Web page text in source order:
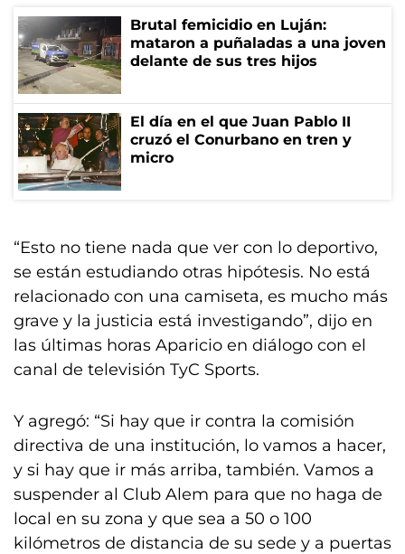
Brutal femicidio en Luján:
mataron a puñaladas a una joven
delante de sus tres hijos
El día en el que Juan Pablo II
cruzó el Conurbano en tren y
micro
“Esto no tiene nada que ver con lo deportivo,
se están estudiando otras hipótesis. No está
relacionado con una camiseta, es mucho más
grave y la justicia está investigando”, dijo en
las últimas horas Aparicio en diálogo con el
canal de televisión TyC Sports.
Y agregó: “Si hay que ir contra la comisión
directiva de una institución, lo vamos a hacer,
y si hay que ir más arriba, también. Vamos a
suspender al Club Alem para que no haga de
local en su zona y que sea a 50 o 100
kilómetros de distancia de su sede y a puertas